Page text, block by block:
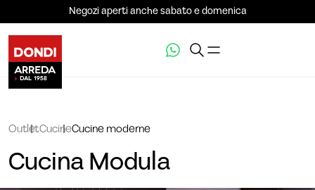
Negozi aperti anche sabato e domenica
OutletCucineCucine moderne
Cucina Modula